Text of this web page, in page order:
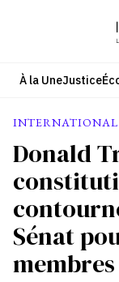
À la UneJustice
INTERNATIONAL
Donald
Sénat